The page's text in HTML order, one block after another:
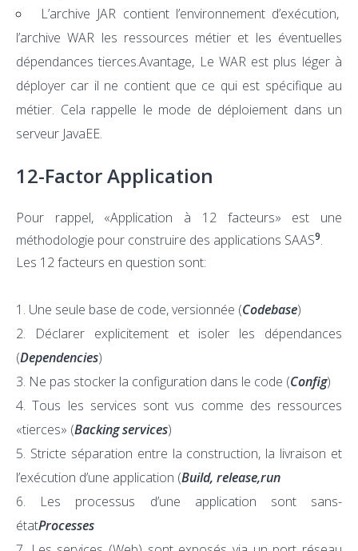
L’archive JAR contient l’environnement d’exécution,
l’archive WAR les ressources métier et les éventuelles
dépendances tierces.Avantage, Le WAR est plus léger à
déployer car il ne contient que ce qui est spécifique au
métier. Cela rappelle le mode de déploiement dans un
serveur JavaEE.
12-Factor Application
Pour rappel, «Application à 12 facteurs» est une
méthodologie pour construire des applications SAAS9.
Les 12 facteurs en question sont:
Une seule base de code, versionnée (Codebase)
Déclarer explicitement et isoler les dépendances
(Dependencies)
Ne pas stocker la configuration dans le code (Config)
Tous les services sont vus comme des ressources
«tierces» (Backing services)
Stricte séparation entre la construction, la livraison et
l’exécution d’une application (Build, release,run
Les processus d’une application sont sans-
étatProcesses